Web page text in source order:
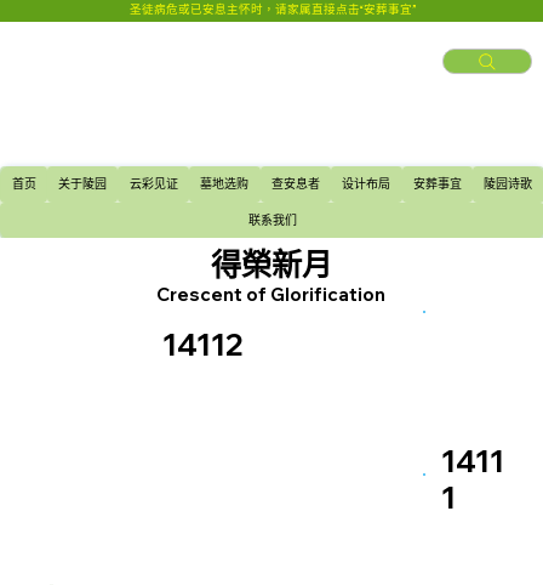
圣徒病危或已安息主怀时，请家属直接点击“安葬事宜”
首页 关于陵园 云彩见证 墓地选购 查安息者 设计布局 安葬事宜 陵园诗歌
联系我们
得榮新月
Crescent of Glorification
14112
1411
1